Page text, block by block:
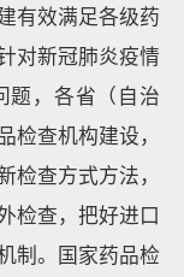
有效满足各级药
对新冠肺炎疫情
题，各省（自治
查机构建设，
查方式方法，
检查，把好进口
制。国家药品检